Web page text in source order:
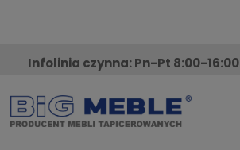
Infolinia czynna: Pn-Pt 8:00-16:00